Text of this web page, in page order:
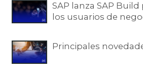
SAP lanza SAP
los usuarios de
Principales